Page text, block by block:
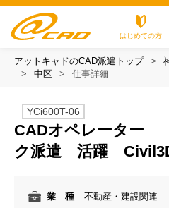
はじめての方
友だち追加で
最新の求人を確認
アットキャドが選ばれる3つの理由
派遣がはじめての方
お仕事を探す
アットキャドが選
アットキャドのCAD派遣トップ
中区
仕事詳細
YCi600T-06
CADオペレーター
ク派遣 活躍
業 種
不動産・建設関連